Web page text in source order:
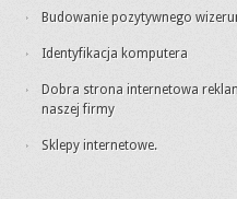
Budowanie pozytywnego
Identyfikacja komputera
Dobra strona internetowa
naszej firmy
Sklepy internetowe.